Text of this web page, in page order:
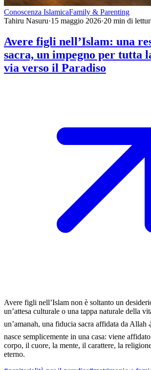
Conoscenza IslamicaFamily & Parenting
Tahiru Nasuru·15 maggio 2026·20 min di
Avere figli nell’Islam: una
sacra, un impegno per tutta
via verso il Paradiso
Avere figli nell’Islam non è soltanto un
un’attesa culturale o una tappa naturale della
un’amanah, una fiducia sacra affidata da Allah ﷻ. Un figlio non
nasce semplicemente in una casa: viene
corpo, il cuore, la mente, il carattere, la
eterno.